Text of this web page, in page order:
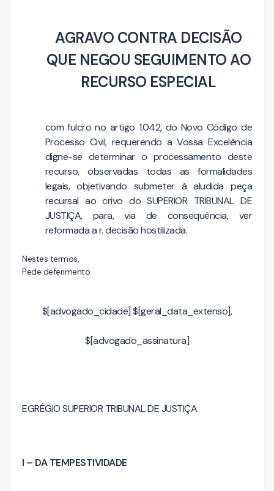
AGRAVO CONTRA DECISÃO
QUE NEGOU SEGUIMENTO AO
RECURSO ESPECIAL
com fulcro no artigo 1.042, do Novo Código de
Processo Civil, requerendo a Vossa Excelência
digne-se determinar o processamento deste
recurso, observadas todas as formalidades
legais, objetivando submeter à aludida peça
recursal ao crivo do SUPERIOR TRIBUNAL DE
JUSTIÇA, para, via de consequência, ver
reformada a r. decisão hostilizada.
Nestes termos,
Pede deferimento.
$[advogado_cidade] $[geral_data_extenso],
$[advogado_assinatura]
EGRÉGIO SUPERIOR TRIBUNAL DE JUSTIÇA
I – DA TEMPESTIVIDADE